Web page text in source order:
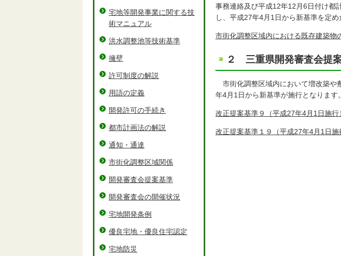
事務連絡及び平成12年12月6日付け都
し、平成27年4月1日から新基準を定
市街化調整区域内における既存建築物
２ 三重県開発審査会提
市街化調整区域内において増改築や
年4月1日から新基準が施行となります。
改正提案基準９（平成27年4月1日施行
改正提案基準１９（平成27年4月1日施
宅地等開発事業に関する技
術マニュアル
洪水調整池等技術基準
擁壁
許可制度の解説
用語の定義
開発許可の手続き
都市計画法の解説
通知・通達
市街化調整区域関係
開発審査会提案基準
開発審査会の開催状況
宅地開発条例
優良宅地・優良住宅認定
宅地防災